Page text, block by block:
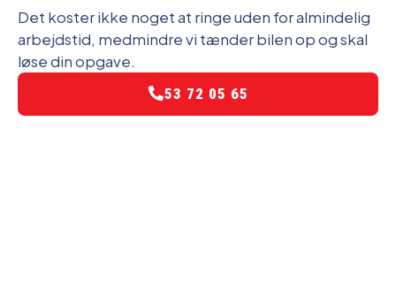
Det koster ikke noget at ringe uden for almindelig
arbejdstid, medmindre vi tænder bilen op og skal
løse din opgave.
53 72 05 65